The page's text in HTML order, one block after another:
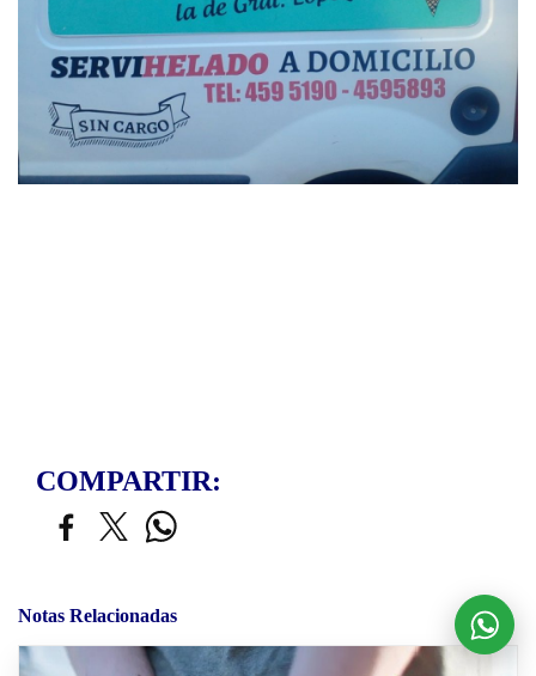
COMPARTIR:
Notas Relacionadas